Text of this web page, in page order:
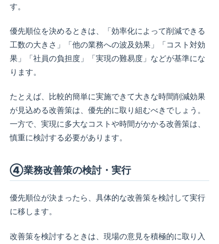
す。
優先順位を決めるときは、「効率化によって削減できる
工数の大きさ」「他の業務への波及効果」「コスト対効
果」「社員の負担度」「実現の難易度」などが基準にな
ります。
たとえば、比較的簡単に実施できて大きな時間削減効果
が見込める改善策は、優先的に取り組むべきでしょう。
一方で、実現に多大なコストや時間がかかる改善策は、
慎重に検討する必要があります。
④業務改善策の検討・実行
優先順位が決まったら、具体的な改善策を検討して実行
に移します。
改善策を検討するときは、現場の意見を積極的に取り入